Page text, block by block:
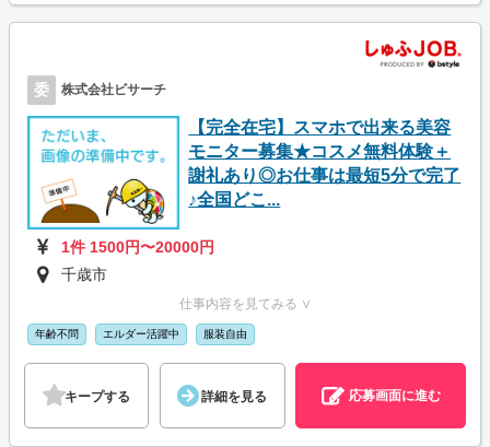
委 株式会社ビサーチ
【完全在宅】スマホで出来る美容
モニター募集★コスメ無料体験＋
謝礼あり◎お仕事は最短5分で完了
♪全国どこ...
1件 1500円〜20000円
千歳市
仕事内容を見てみる ∨
年齢不問 エルダー活躍中 服装自由
キープする 詳細を見る 応募画面に進む